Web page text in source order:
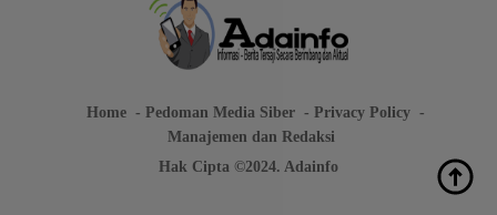
Home Pedoman Media Siber
Privacy Policy
Manajemen dan Redaksi
Hak Cipta ©2024. Adainfo